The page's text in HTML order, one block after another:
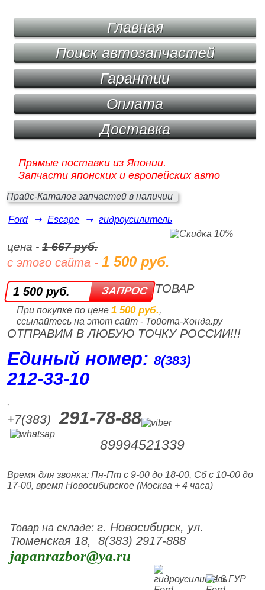
Главная
Поиск автозапчастей
Гарантии
Оплата
Доставка
Прямые поставки из Японии.
Запчасти японских и европейских авто
Прайс-Каталог запчастей в наличии
Ford ➞ Escape ➞ гидроусилитель
цена -1 667 руб.
с этого сайта -1 500 руб.
1 500 руб.
При покупке по цене 1 500 руб.,
ссылайтесь на этот сайт - Тойота-Хонда.ру
ТОВАР
ОТПРАВИМ В ЛЮБУЮ ТОЧКУ РОССИИ!!!
Единый номер:8(383)
212‑33‑10
,
+7(383) 291-78-88
89994521339
Время для звонка: Пн-Пт с 9-00 до 18-00, Сб с 10-00 до
17-00, время Новосибирское (Москва + 4 часа)
Товар на складе:г. Новосибирск, ул.
Тюменская 18, 8(383) 2917-888
japanrazbor@ya.ru